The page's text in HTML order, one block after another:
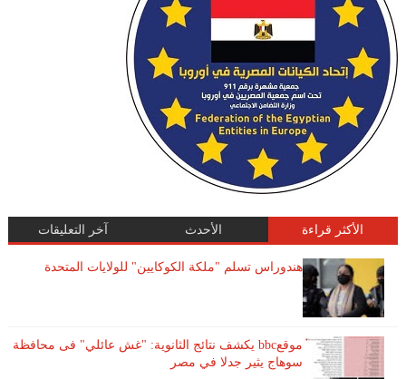
الأكثر قراءة الأحدث آخر التعليقات
هندوراس تسلم "ملكة الكوكايين" للولايات المتحدة
موقعbbc يكشف نتائج الثانوية: "غش عائلي" فى محافظة
سوهاج يثير جدلا في مصر